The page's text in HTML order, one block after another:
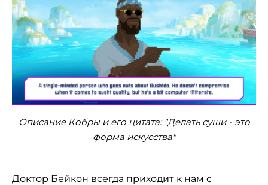
Описание Кобры и его цитата: "Делать суши - это
форма искусства"
Доктор Бейкон всегда приходит к нам с